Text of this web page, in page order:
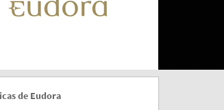
de Eudora